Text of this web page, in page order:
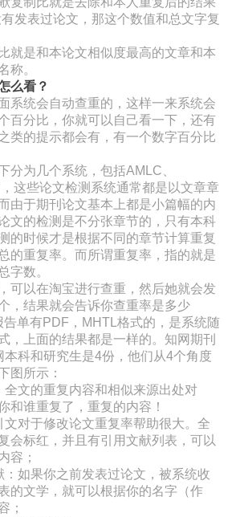
发表过论文，那这个数值和总文字复
就是和本论文相似度最高的文章和本
称。
么看？
系统会自动查重的，这样一来系统会
百分比，你就可以自己看一下，还有
类的提示都会有，有一个数字百分比
分为几个系统，包括AMLC、
这些论文检测系统通常都是以文章章
由于期刊论文基本上都是小篇幅的内
文的检测是不分张章节的，只有本科
的时候才是根据不同的章节计算重复
的重复率。而所谓重复率，指的就是
字数。
可以在淘宝进行查重，然后她就会发
，结果就会告诉你查重率是多少
单有PDF，MHTL格式的，是系统随
，上面的结果都是一样的。知网期刊
本科和研究生是4份，他们从4个角度
图所示：
全文的重复内容和相似来源出处对
和谁重复了，重复的内容！
对于修改论文重复率帮助很大。全
会标红，并且有引用文献列表，可以
容；
如果你之前发表过论文，被系统收
的文学，就可以根据你的名字（作
；